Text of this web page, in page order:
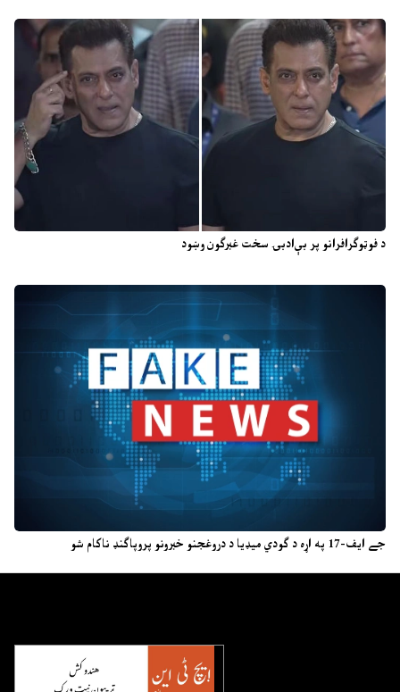
د فوټوګرافرانو پر بې‌ادبۍ سخت غبرګون وښود
جے ایف-17 په اړه د ګودي میډیا د دروغجنو خبرونو پروپاګنډ ناکام شو